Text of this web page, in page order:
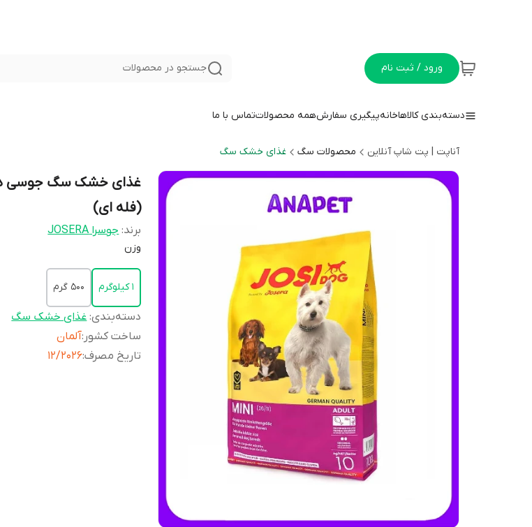
ورود / ثبت نام جستجو در محصولات
دسته‌بندی کالاهاخانهپیگیری سفارشهمه محصولاتتماس با ما
آناپت | پت شاپ آنلاین محصولات سگ غذای خشک سگ
غذای خشک سگ جوسی
(فله ای)
برند: جوسرا JOSERA
وزن
1 کیلوگرم 500 گرم
دسته‌بندی:غذای خشک سگ
ساخت کشور :آلمان
تاریخ مصرف:
12/2026